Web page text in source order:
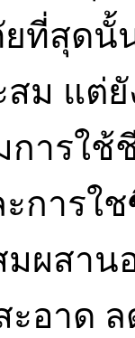
ที่สุดนั้
ม แต่ยั
ารใช้
การใช
มผสา
อาด